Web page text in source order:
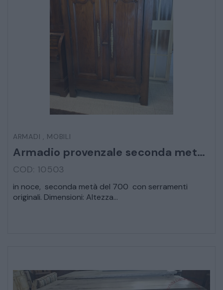
TAVOLI TAVOLINI CONSOLE
ARMADI , MOBILI
Armadio provenzale seconda metà 700
COD: 10503
in noce, seconda metà del 700 con serramenti
originali. Dimensioni: Altezza...